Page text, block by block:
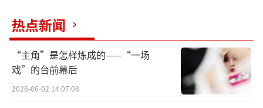
热点新闻
“主角”是怎样炼成的——“一场
戏”的台前幕后
2026-06-02 14:07:08